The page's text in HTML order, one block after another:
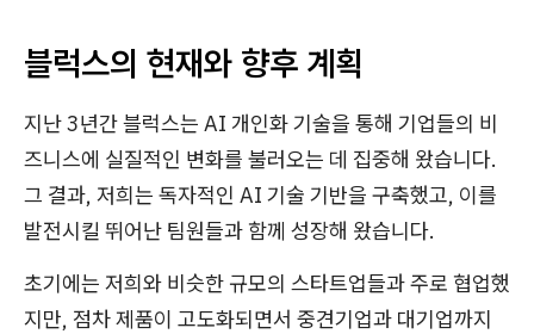
블럭스의 현재와 향후 계획
지난 3년간 블럭스는 AI 개인화 기술을 통해 기업들의 비
즈니스에 실질적인 변화를 불러오는 데 집중해 왔습니다.
그 결과, 저희는 독자적인 AI 기술 기반을 구축했고, 이를
발전시킬 뛰어난 팀원들과 함께 성장해 왔습니다.
초기에는 저희와 비슷한 규모의 스타트업들과 주로 협업했
지만, 점차 제품이 고도화되면서 중견기업과 대기업까지